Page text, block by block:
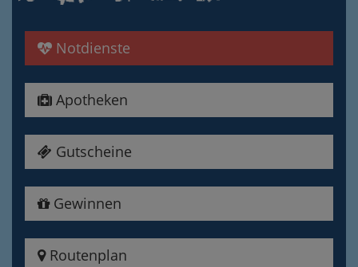
Notdienste
Apotheken
Gutscheine
Gewinnen
Routenplan